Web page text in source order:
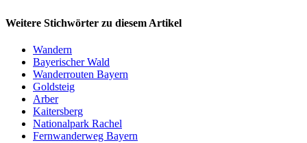
Weitere Stichwörter zu diesem Artikel
Wandern
Bayerischer Wald
Wanderrouten Bayern
Goldsteig
Arber
Kaitersberg
Nationalpark Rachel
Fernwanderweg Bayern